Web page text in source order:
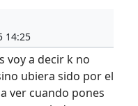
14:25
voy a decir k no
ubiera sido por el
ver cuando pones